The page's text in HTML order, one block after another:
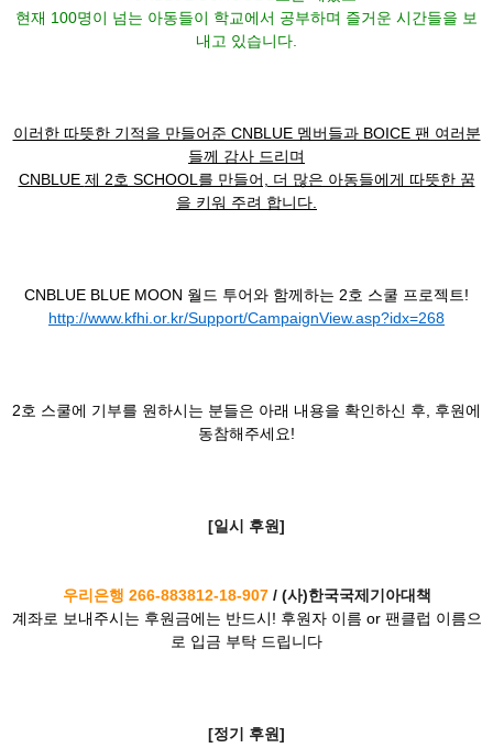
현재 100명이 넘는 아동들이 학교에서 공부하며 즐거운 시간들을 보
내고 있습니다.
이러한 따뜻한 기적을 만들어준 CNBLUE 멤버들과 BOICE 팬 여러분
들께 감사 드리며
CNBLUE 제 2호 SCHOOL를 만들어, 더 많은 아동들에게 따뜻한 꿈
을 키워 주려 합니다.
CNBLUE BLUE MOON 월드 투어와 함께하는 2호 스쿨 프로젝트!
http://www.kfhi.or.kr/Support/CampaignView.asp?idx=268
2호 스쿨에 기부를 원하시는 분들은 아래 내용을 확인하신 후, 후원에
동참해주세요!
[일시 후원]
우리은행 266-883812-18-907 / (사)한국국제기아대책
계좌로 보내주시는 후원금에는 반드시! 후원자 이름 or 팬클럽 이름으
로 입금 부탁 드립니다
[정기 후원]